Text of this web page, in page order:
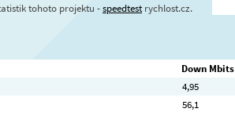
tohoto projektu -speedtestrychlost.cz.
Down Mbits
4,95
56,1